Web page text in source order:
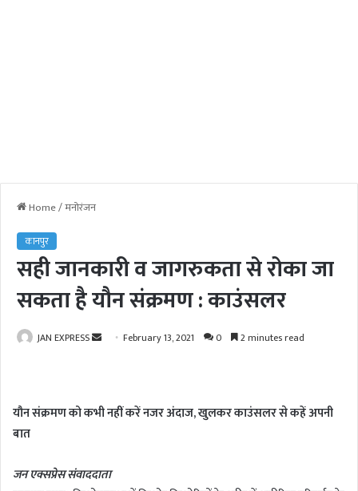
Home/मनोरंजन
कानपुर
सही जानकारी व जागरुकता से रोका जा
सकता है यौन संक्रमण : काउंसलर
JAN EXPRESS
a
m
February 13, 2021 0 2 minutes read
यौन संक्रमण को कभी नहीं करें नजर अंदाज, खुलकर काउंसलर से कहें अपनी
बात
जन एक्सप्रेस संवाददाता